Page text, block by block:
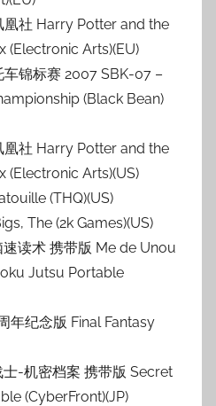
凰社 Harry Potter and the
(Electronic Arts)(EU)
锦标赛 2007 SBK-07 –
(Black Bean)
凰社 Harry Potter and the
(Electronic Arts)(US)
(THQ)(US)
The (2k Games)(US)
读术 携带版 Me de Unou
Jutsu Portable
年纪念版 Final Fantasy
-机密档案 携带版 Secret
(CyberFront)(JP)